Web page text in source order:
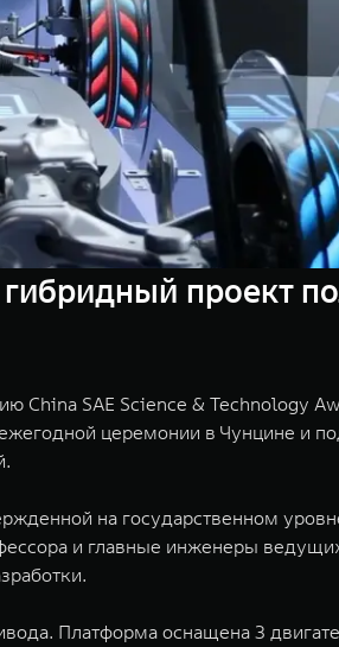
проект
China SAE Science & Technology
церемонии в Чунцине и
на государственном
и главные инженеры
Платформа оснащена 3